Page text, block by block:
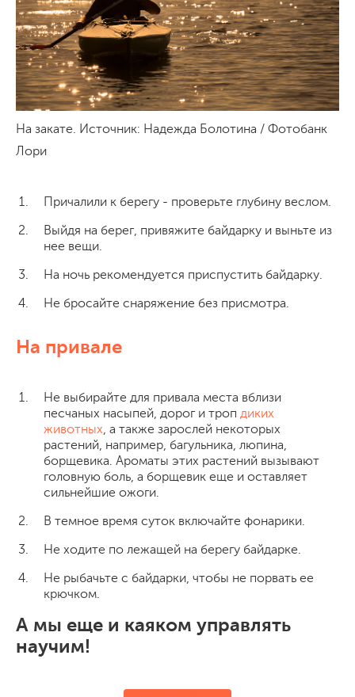
На закате. Источник: Надежда Болотина / Фотобанк
Лори
Причалили к берегу - проверьте глубину веслом.
Выйдя на берег, привяжите байдарку и выньте из
нее вещи.
На ночь рекомендуется приспустить байдарку.
Не бросайте снаряжение без присмотра.
На привале
Не выбирайте для привала места вблизи
песчаных насыпей, дорог и троп диких
животных, а также зарослей некоторых
растений, например, багульника, люпина,
борщевика. Ароматы этих растений вызывают
головную боль, а борщевик еще и оставляет
сильнейшие ожоги.
В темное время суток включайте фонарики.
Не ходите по лежащей на берегу байдарке.
Не рыбачьте с байдарки, чтобы не порвать ее
крючком.
А мы еще и каяком управлять
научим!